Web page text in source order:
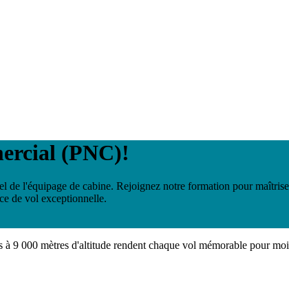
(PNC)!
de l'équipage de cabine. Rejoignez notre formation pour
de vol exceptionnelle.
9 000 mètres d'altitude rendent chaque vol mémorable pour